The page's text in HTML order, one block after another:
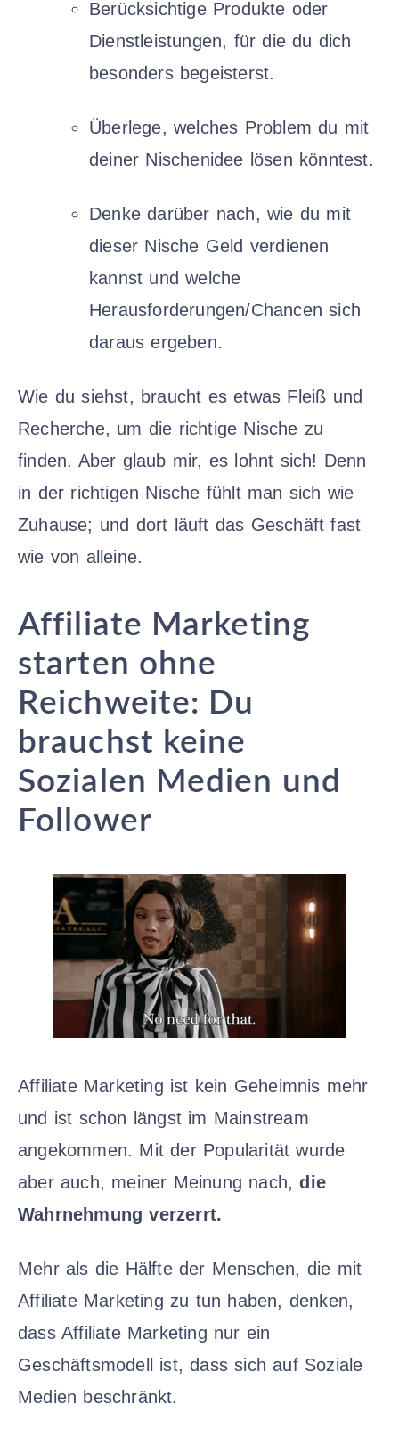
Berücksichtige Produkte oder
Dienstleistungen, für die du dich
besonders begeisterst.
Überlege, welches Problem du mit
deiner Nischenidee lösen könntest.
Denke darüber nach, wie du mit
dieser Nische Geld verdienen
kannst und welche
Herausforderungen/Chancen sich
daraus ergeben.
Wie du siehst, braucht es etwas Fleiß und
Recherche, um die richtige Nische zu
finden. Aber glaub mir, es lohnt sich! Denn
in der richtigen Nische fühlt man sich wie
Zuhause; und dort läuft das Geschäft fast
wie von alleine.
Affiliate Marketing
starten ohne
Reichweite: Du
brauchst keine
Sozialen Medien und
Follower
Affiliate Marketing ist kein Geheimnis mehr
und ist schon längst im Mainstream
angekommen. Mit der Popularität wurde
aber auch, meiner Meinung nach,die
Wahrnehmung verzerrt.
Mehr als die Hälfte der Menschen, die mit
Affiliate Marketing zu tun haben, denken,
dass Affiliate Marketing nur ein
Geschäftsmodell ist, dass sich auf Soziale
Medien beschränkt.